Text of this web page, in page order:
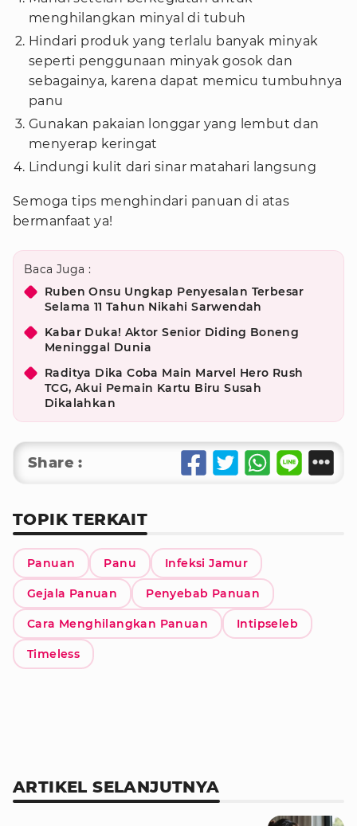
menghilangkan minyal di tubuh
Hindari produk yang terlalu banyak minyak
seperti penggunaan minyak gosok dan
sebagainya, karena dapat memicu tumbuhnya
panu
Gunakan pakaian longgar yang lembut dan
menyerap keringat
Lindungi kulit dari sinar matahari langsung
Semoga tips menghindari panuan di atas
bermanfaat ya!
Baca Juga :
Ruben Onsu Ungkap Penyesalan Terbesar
Selama 11 Tahun Nikahi Sarwendah
Kabar Duka! Aktor Senior Diding Boneng
Meninggal Dunia
Raditya Dika Coba Main Marvel Hero Rush
TCG, Akui Pemain Kartu Biru Susah
Dikalahkan
Share :
TOPIK TERKAIT
Panuan Panu Infeksi Jamur
Gejala Panuan Penyebab Panuan
Cara Menghilangkan Panuan Intipseleb
Timeless
ARTIKEL SELANJUTNYA